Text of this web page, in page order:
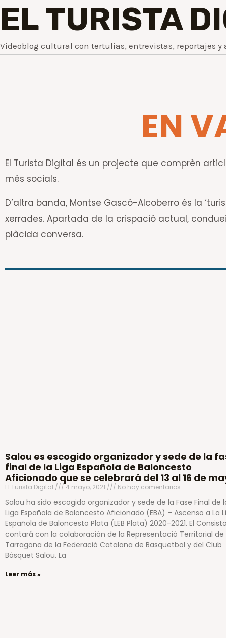
EL TURISTA
Videoblog cultural con tertulias, entrevistas, reportajes y
EN
El Turista Digital és un projecte que comprèn
més socials.
D’altra banda, Montse Gascó-Alcoberro és la
xerrades. Apartada de la crispació actual,
plàcida conversa.
Salou es escogido organizador y sede de la
final de la Liga Española de Baloncesto
Aficionado que se celebrará del 13 al 16 de
El Turista Digital 4 mayo, 2021 No hay comentarios
Salou ha sido escogido organizador y sede de la Fase Final de
Liga Española de Baloncesto Aficionado (EBA) – Ascenso a La
Española de Baloncesto Plata (LEB Plata) 2020-2021. El
contará con la colaboración de la Representació Territorial de
Tarragona de la Federació Catalana de Basquetbol y del Club
Bàsquet Salou. La
Leer más »